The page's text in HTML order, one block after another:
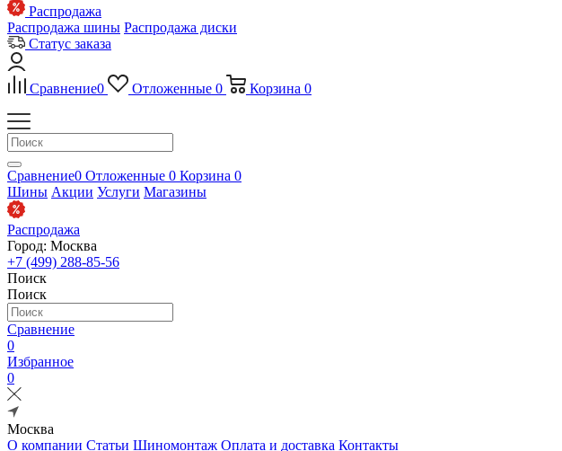
Распродажа
Распродажа шины Распродажа диски
Статус заказа
Сравнение0 Отложенные 0 Корзина 0
Сравнение0 Отложенные 0 Корзина 0
Шины Акции Услуги Магазины
Распродажа
Город: Москва
+7 (499) 288-85-56
Поиск
Поиск
Сравнение
0
Избранное
0
Москва
О компании Статьи Шиномонтаж Оплата и доставка Контакты